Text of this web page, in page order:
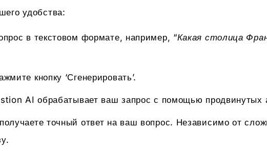
удобства:
в текстовом формате, например, “Какая столица
кнопку ‘Сгенерировать’.
AI обрабатывает ваш запрос с помощью продвинутых
точный ответ на ваш вопрос. Независимо от